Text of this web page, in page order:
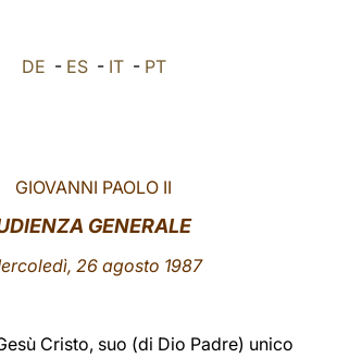
LATINE
DE - ES- IT- PT
GIOVANNI PAOLO II
GENERALE
26 agosto 1987
Cristo, suo (di Dio Padre) unico